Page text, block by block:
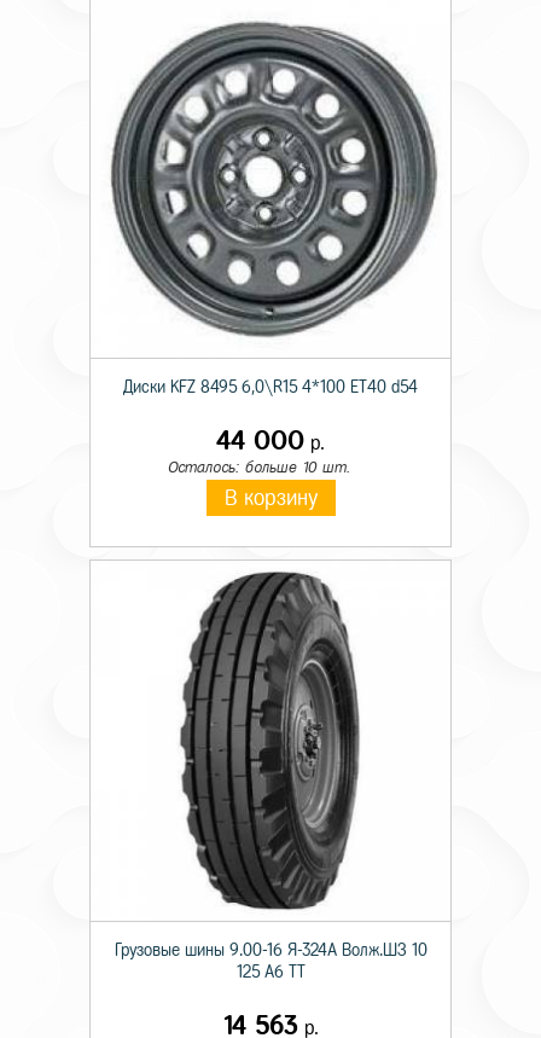
Диски KFZ 8495 6,0\R15 4*100 ET40 d54
44 000 р.
Осталось: больше 10 шт.
В корзину
Грузовые шины 9.00-16 Я-324А Волж.ШЗ 10
125 A6 TT
14 563р.